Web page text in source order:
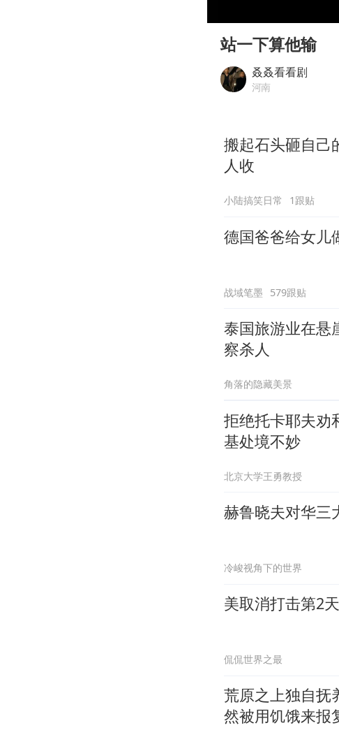
“
站一下算他输
叒叒看看剧
河南
搬起石头砸自己
人收
小陆搞笑日常 1跟贴
德国爸爸给女儿
战域笔墨 579跟贴
泰国旅游业在悬
察杀人
角落的隐藏美景
拒绝托卡耶夫劝
基处境不妙
北京大学王勇教授
赫鲁晓夫对华三
冷峻视角下的世界
美取消打击第2
侃侃世界之最
荒原之上独自抚
然被用饥饿来报